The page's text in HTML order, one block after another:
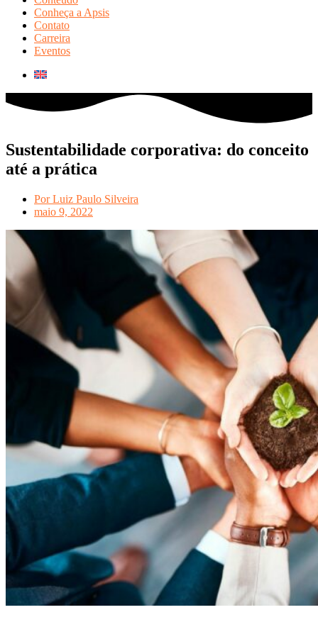
Conheça a Apsis
Contato
Carreira
Eventos
Sustentabilidade corporativa: do conceito
até a prática
PorLuiz Paulo Silveira
maio 9, 2022